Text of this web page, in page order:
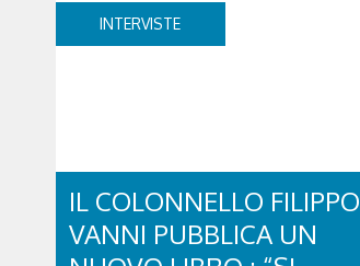
INTERVISTE
IL COLONNELLO FILIPPO
VANNI PUBBLICA UN